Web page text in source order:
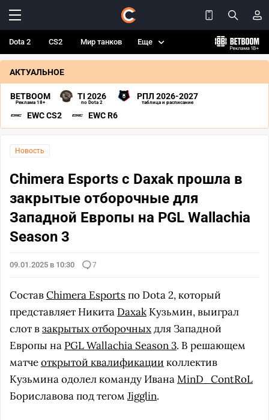
Dota 2 CS2 Мир танков Еще
АКТУАЛЬНОЕ
BETBOOM
Реклама 18+
TI 2026
по Dota 2
РПЛ 2026-2027
таблица и расписание
EWC CS2 EWC R6
Новость
Chimera Esports с Daxak прошла в
закрытые отборочные для
Западной Европы на PGL Wallachia
Season 3
09.01.2025 в 10:30 7
СоставChimera Esportsпо Dota 2, который
представляет Никита Daxak Кузьмин, выиграл
слот взакрытых отборочныхдля Западной
Европы на PGL Wallachia Season 3. В решающем
матчеоткрытой квалификации коллектив
Кузьмина одолел команду ИванаMinD_ContRoL
Бориславова под тегом Jigglin.